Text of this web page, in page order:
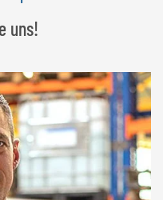
uns!